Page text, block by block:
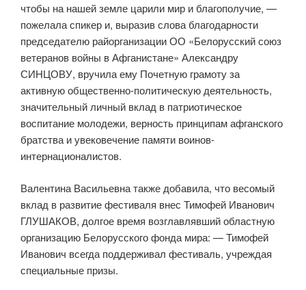
чтобы на нашей земле царили мир и благополучие, —
пожелала спикер и, выразив слова благодарности
председателю райорганизации ОО «Белорусский союз
ветеранов войны в Афганистане» Александру
СИНЦОВУ, вручила ему Почетную грамоту за
активную общественно-политическую деятельность,
значительный личный вклад в патриотическое
воспитание молодежи, верность принципам афганского
братства и увековечение памяти воинов-
интернационалистов.
Валентина Васильевна также добавила, что весомый
вклад в развитие фестиваля внес Тимофей Иванович
ГЛУШАКОВ, долгое время возглавлявший областную
организацию Белорусского фонда мира: — Тимофей
Иванович всегда поддерживал фестиваль, учреждая
специальные призы.